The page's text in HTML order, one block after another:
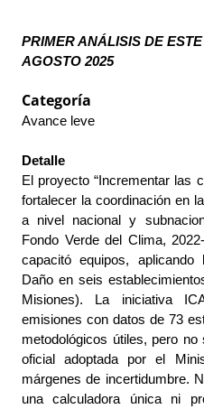
PRIMER ANÁLISIS DE
AGOSTO 2025
Categoría
Avance leve
Detalle
El proyecto “Incrementar las
fortalecer la coordinación en
a nivel nacional y
Fondo Verde del Clima,
capacitó equipos,
Daño en seis
Misiones). La iniciativa
emisiones con datos de 73
metodológicos útiles, pero
oficial adoptada por el
márgenes de incertidumbre.
una calculadora única ni